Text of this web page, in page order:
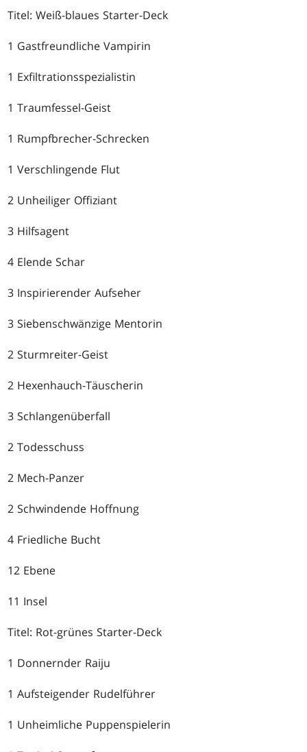
Titel: Weiß-blaues Starter-Deck
1 Gastfreundliche Vampirin
1 Exfiltrationsspezialistin
1 Traumfessel-Geist
1 Rumpfbrecher-Schrecken
1 Verschlingende Flut
2 Unheiliger Offiziant
3 Hilfsagent
4 Elende Schar
3 Inspirierender Aufseher
3 Siebenschwänzige Mentorin
2 Sturmreiter-Geist
2 Hexenhauch-Täuscherin
3 Schlangenüberfall
2 Todesschuss
2 Mech-Panzer
2 Schwindende Hoffnung
4 Friedliche Bucht
12 Ebene
11 Insel
Titel: Rot-grünes Starter-Deck
1 Donnernder Raiju
1 Aufsteigender Rudelführer
1 Unheimliche Puppenspielerin